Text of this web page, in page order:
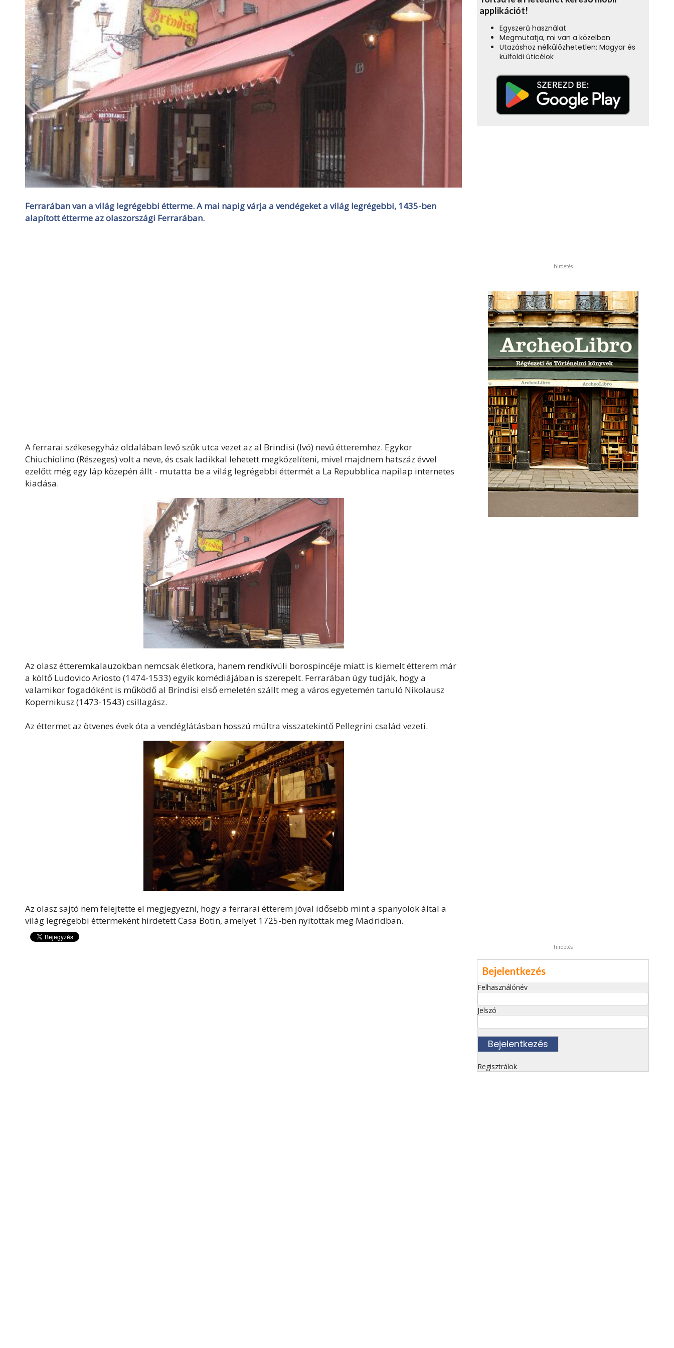
Ferrarában van a világ legrégebbi étterme. A mai napig várja a vendégeket a világ legrégebbi, 1435-ben
alapított étterme az olaszországi Ferrarában.
A ferrarai székesegyház oldalában levő szűk utca vezet az al Brindisi (Ivó) nevű étteremhez. Egykor
Chiuchiolino (Részeges) volt a neve, és csak ladikkal lehetett megközelíteni, mivel majdnem hatszáz évvel
ezelőtt még egy láp közepén állt - mutatta be a világ legrégebbi éttermét a La Repubblica napilap internetes
kiadása.
Az olasz étteremkalauzokban nemcsak életkora, hanem rendkívüli borospincéje miatt is kiemelt étterem már
a költő Ludovico Ariosto (1474-1533) egyik komédiájában is szerepelt. Ferrarában úgy tudják, hogy a
valamikor fogadóként is működő al Brindisi első emeletén szállt meg a város egyetemén tanuló Nikolausz
Kopernikusz (1473-1543) csillagász.
Az éttermet az ötvenes évek óta a vendéglátásban hosszú múltra visszatekintő Pellegrini család vezeti.
Az olasz sajtó nem felejtette el megjegyezni, hogy a ferrarai étterem jóval idősebb mint a spanyolok által a
világ legrégebbi éttermeként hirdetett Casa Botin, amelyet 1725-ben nyitottak meg Madridban.
applikációt!
Egyszerű használat
Megmutatja, mi van a közelben
Utazáshoz nélkülözhetetlen: Magyar és
külföldi úticélok
hirdetés
hirdetés
Bejelentkezés
Felhasználónév
Jelszó
Regisztrálok